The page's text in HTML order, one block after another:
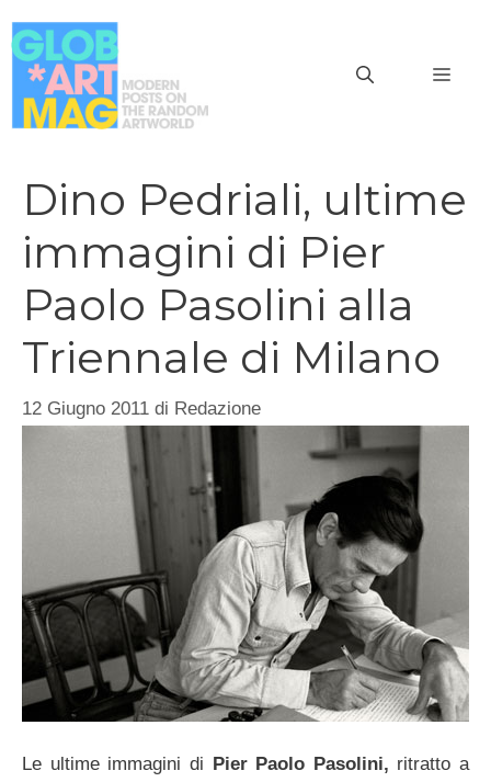
al
contenuto
Dino Pedriali, ultime
immagini di Pier
Paolo Pasolini alla
Triennale di Milano
12 Giugno 2011 di Redazione
Le ultime immagini di Pier Paolo Pasolini, ritratto a